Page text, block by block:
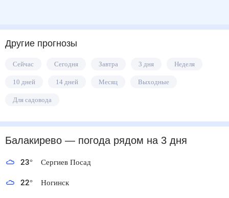
Другие прогнозы
Сейчас Сегодня Завтра 3 дня Неделя
10 дней 14 дней Месяц Выходные
Для садовода
Балакирево — погода рядом на 3 дня
23° Сергиев Посад
22° Ногинск